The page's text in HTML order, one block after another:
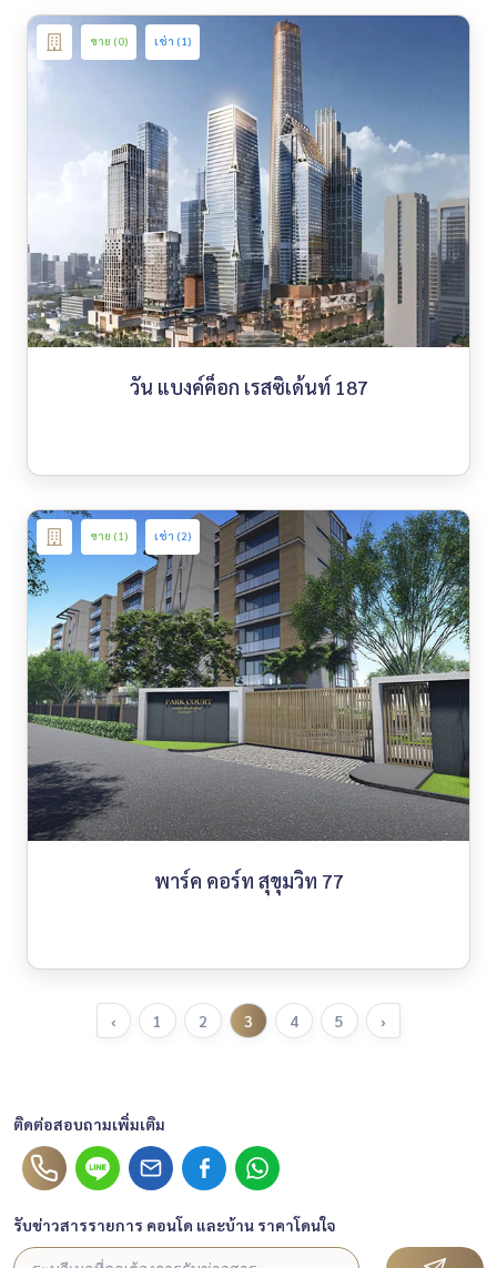
ขาย (0) เช่า (1)
วัน แบงค์ค็อก เรสซิเด้นท์ 187
ขาย (1) เช่า (2)
พาร์ค คอร์ท สุขุมวิท 77
‹ 1 2 3 4 5 ›
ติดต่อสอบถามเพิ่มเติม
รับข่าวสารรายการ คอนโด และบ้าน ราคาโดนใจ